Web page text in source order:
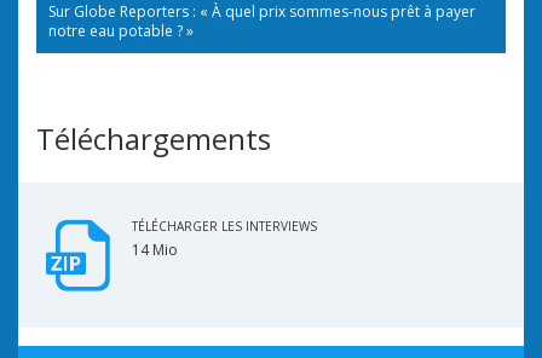
Sur Globe Reporters : « À quel prix sommes-nous prêt à payer
notre eau potable ? »
Téléchargements
TÉLÉCHARGER LES INTERVIEWS
14 Mio